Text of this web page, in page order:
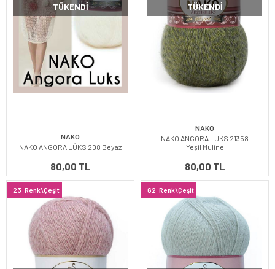
TÜKENDI
NAKO
NAKO ANGORA LÜKS 208 Beyaz
80,00 TL
TÜKENDI
NAKO
NAKO ANGORA LÜKS 21358
Yeşil Muline
80,00 TL
23 Renk\Çeşit 62 Renk\Çeşit